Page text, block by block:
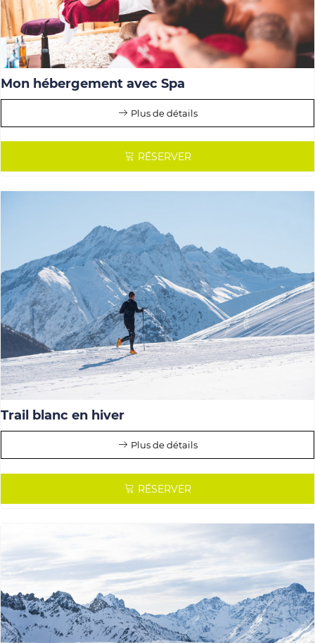
Mon hébergement avec Spa
Plus de détails
RÉSERVER
Trail blanc en hiver
Plus de détails
RÉSERVER